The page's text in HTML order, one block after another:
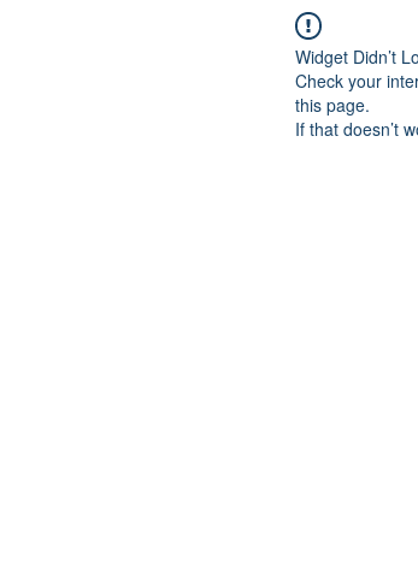
Widget Didn’t
Check your
this page.
If that doesn’t